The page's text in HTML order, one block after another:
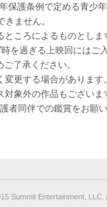
護条例で定める青少
ません。
ころによるものとしま
を過ぎる上映回にはご
了承ください。
更する場合があります
象外の作品もございま
者同伴での鑑賞をお願い
Summit Entertainment,